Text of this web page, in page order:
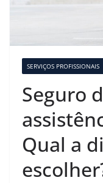
SERVIÇOS PROFISSIONAIS
Seguro
Qual a